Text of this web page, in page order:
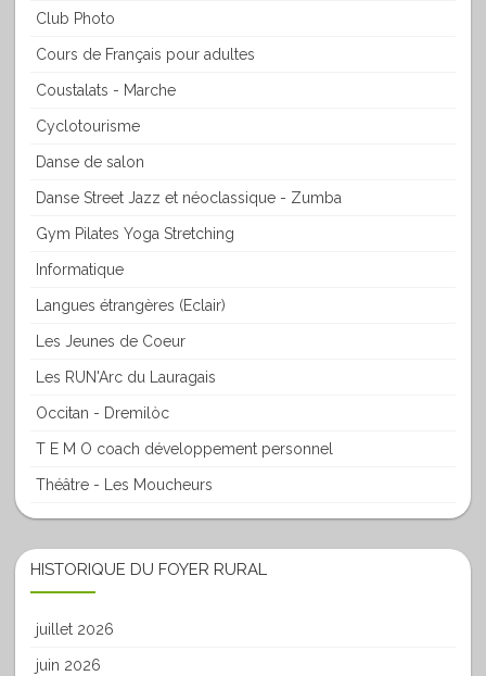
Club Photo
Cours de Français pour adultes
Coustalats - Marche
Cyclotourisme
Danse de salon
Danse Street Jazz et néoclassique - Zumba
Gym Pilates Yoga Stretching
Informatique
Langues étrangères (Eclair)
Les Jeunes de Coeur
Les RUN'Arc du Lauragais
Occitan - Dremilòc
T E M O coach développement personnel
Théâtre - Les Moucheurs
HISTORIQUE DU FOYER RURAL
juillet 2026
juin 2026